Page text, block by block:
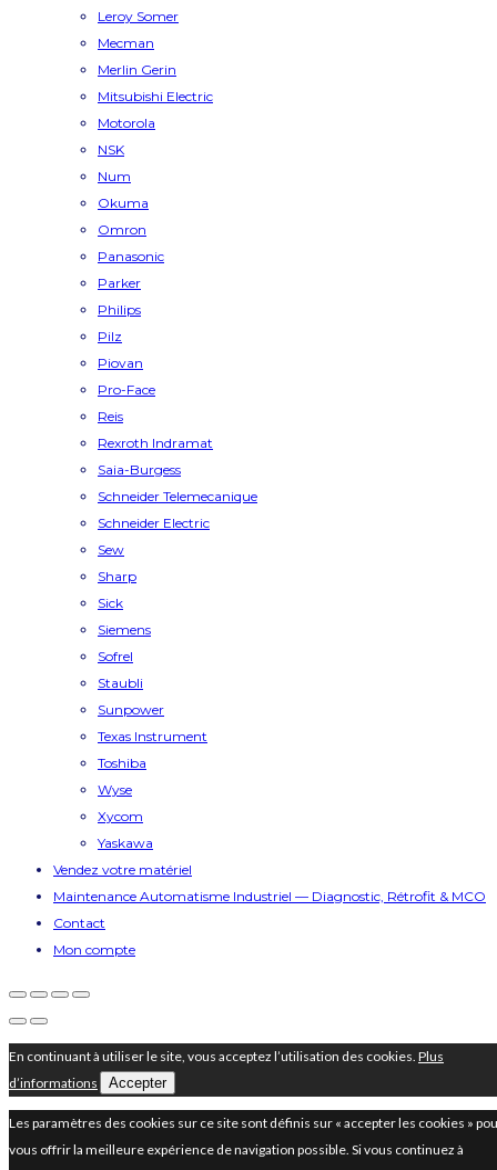
Leroy Somer
Mecman
Merlin Gerin
Mitsubishi Electric
Motorola
NSK
Num
Okuma
Omron
Panasonic
Parker
Philips
Pilz
Piovan
Pro-Face
Reis
Rexroth Indramat
Saia-Burgess
Schneider Telemecanique
Schneider Electric
Sew
Sharp
Sick
Siemens
Sofrel
Staubli
Sunpower
Texas Instrument
Toshiba
Wyse
Xycom
Yaskawa
Vendez votre matériel
Maintenance Automatisme Industriel — Diagnostic, Rétrofit & MCO
Contact
Mon compte
En continuant à utiliser le site, vous acceptez l’utilisation des cookies. Plus
d’informations
Accepter
Les paramètres des cookies sur ce site sont définis sur « accepter les cookies »
vous offrir la meilleure expérience de navigation possible. Si vous continuez à